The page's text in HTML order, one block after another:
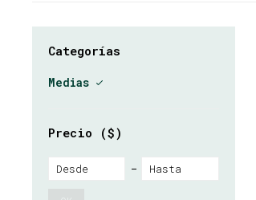
Categorías
Medias
Precio ($)